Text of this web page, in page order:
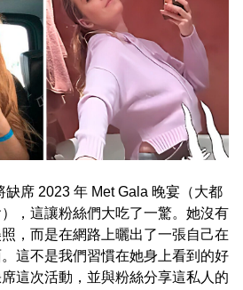
缺席 2023 年 Met Gala 晚宴（大都
，這讓粉絲們大吃了一驚。她沒有
，而是在網路上曬出了一張自己在
這不是我們習慣在她身上看到的好
這次活動，並與粉絲分享這私人的